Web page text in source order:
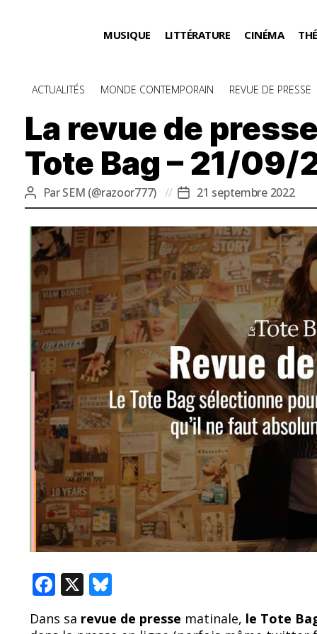
MUSIQUE LITTÉRATURE CINÉMA
Catégories
ACTUALITÉS MONDE CONTEMPORAIN REVUE DE PRESSE
La revue de
Tote Bag – 21/09/
Auteur
de
l’article
ParSEM (@razoor777)
Date
de
l’article
21 septembre 2022
F X
u
Dans sa revue de presse matinale, le Tote